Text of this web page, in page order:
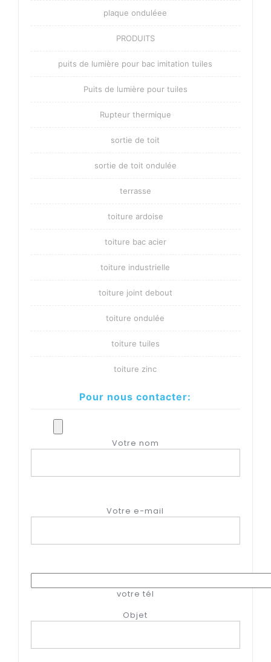
plaque onduléee
PRODUITS
puits de lumière pour bac imitation tuiles
Puits de lumière pour tuiles
Rupteur thermique
sortie de toit
sortie de toit ondulée
terrasse
toiture ardoise
toiture bac acier
toiture industrielle
toiture joint debout
toiture ondulée
toiture tuiles
toiture zinc
Pour nous contacter:
Votre nom
Votre e-mail
votre tél
Objet